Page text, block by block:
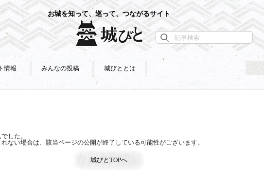
お城を知って、巡って、つながるサイト
情報 みんなの投稿 城びととは
した。
ない場合は、該当ページの公開が終了している可能性がございます。
城びとTOPへ